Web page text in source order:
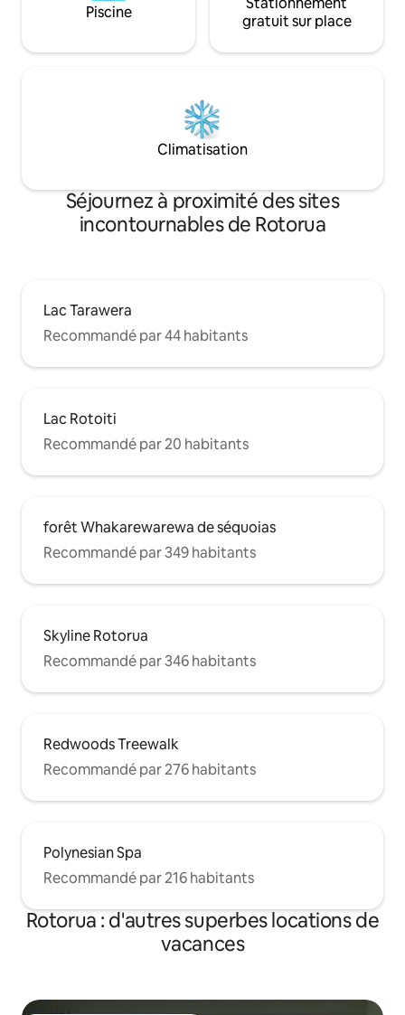
Piscine
gratuit sur place
Climatisation
Séjournez à proximité des sites
incontournables de Rotorua
Lac Tarawera
Recommandé par 44 habitants
Lac Rotoiti
Recommandé par 20 habitants
forêt Whakarewarewa de séquoias
Recommandé par 349 habitants
Skyline Rotorua
Recommandé par 346 habitants
Redwoods Treewalk
Recommandé par 276 habitants
Polynesian Spa
Recommandé par 216 habitants
Rotorua : d'autres superbes locations de
vacances